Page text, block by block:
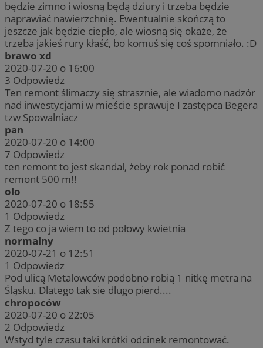
będzie zimno i wiosną będą dziury i trzeba będzie
naprawiać nawierzchnię. Ewentualnie skończą to
jeszcze jak będzie ciepło, ale wiosną się okaże, że
trzeba jakieś rury kłaść, bo komuś się coś spomniało. :D
brawo xd
2020-07-20 o 16:00
3 Odpowiedz
Ten remont ślimaczy się strasznie, ale wiadomo nadzór
nad inwestycjami w mieście sprawuje I zastępca Begera
tzw Spowalniacz
pan
2020-07-20 o 14:00
7 Odpowiedz
ten remont to jest skandal, żeby rok ponad robić
remont 500 m!!
olo
2020-07-20 o 18:55
1 Odpowiedz
Z tego co ja wiem to od połowy kwietnia
normalny
2020-07-21 o 12:51
1 Odpowiedz
Pod ulicą Metalowców podobno robią 1 nitkę metra na
Śląsku. Dlatego tak sie dlugo pierd....
chropoców
2020-07-20 o 22:05
2 Odpowiedz
Wstyd tyle czasu taki krótki odcinek remontować.